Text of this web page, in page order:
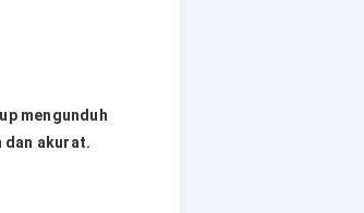
mengunduh
dan akurat.